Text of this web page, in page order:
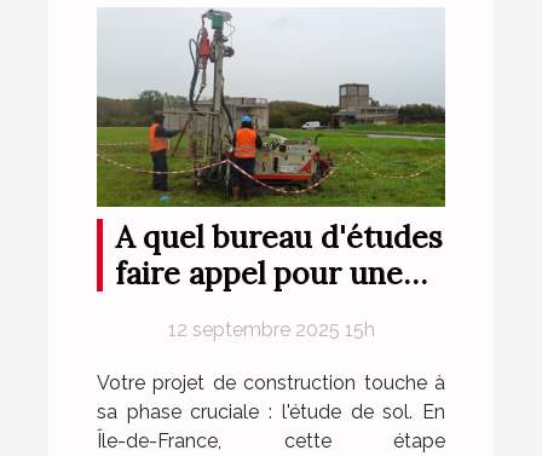
A quel bureau d'études
faire appel pour une
France ?
12 septembre 2025 15h
Votre projet de construction touche à
sa phase cruciale : l'étude de sol. En
Île-de-France, cette étape